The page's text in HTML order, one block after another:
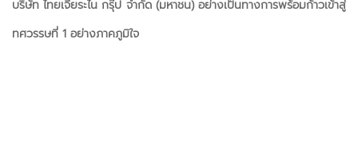
บริษัท ไทยเจียระไน กรุ๊ป จำกัด (มหาชน) อย่างเป็นทางการพร้อมก้าวเข้าสู่
ทศวรรษที่ 1 อย่างภาคภูมิใจ